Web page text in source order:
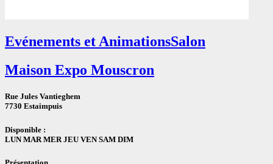
Evénements et AnimationsSalon
Maison Expo Mouscron
Rue Jules Vantieghem
7730 Estaimpuis
Disponible :
LUN MAR MER JEU VEN SAM DIM